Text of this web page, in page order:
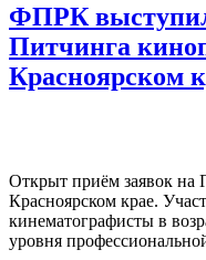
ФПРК выступил
Питчинга
Красноярском
Открыт приём заявок на
Красноярском крае.
кинематографисты в
уровня